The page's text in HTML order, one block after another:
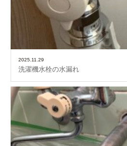
2025.11.29
洗濯機水栓の水漏れ